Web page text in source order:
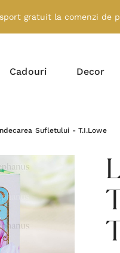
gratuit la comenzi de
Cadouri Decor
Sufletului - T.I.Lowe